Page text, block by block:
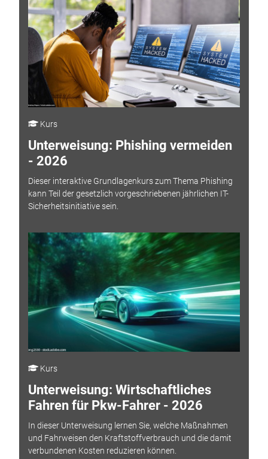
Kurs
Unterweisung: Phishing vermeiden
- 2026
Dieser interaktive Grundlagenkurs zum Thema Phishing
kann Teil der gesetzlich vorgeschriebenen jährlichen IT-
Sicherheitsinitiative sein.
Kurs
Unterweisung: Wirtschaftliches
Fahren für Pkw-Fahrer - 2026
In dieser Unterweisung lernen Sie, welche Maßnahmen
und Fahrweisen den Kraftstoffverbrauch und die damit
verbundenen Kosten reduzieren können.